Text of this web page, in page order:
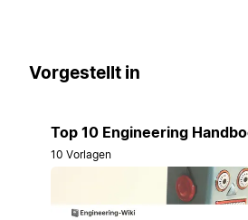
Vorgestellt in
Top 10 Engineering
10 Vorlagen